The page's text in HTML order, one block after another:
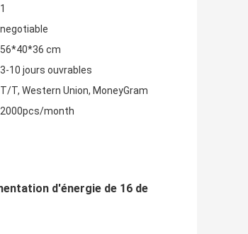
1
negotiable
56*40*36 cm
3-10 jours ouvrables
T/T, Western Union, MoneyGram
2000pcs/month
d'énergie de 16 de